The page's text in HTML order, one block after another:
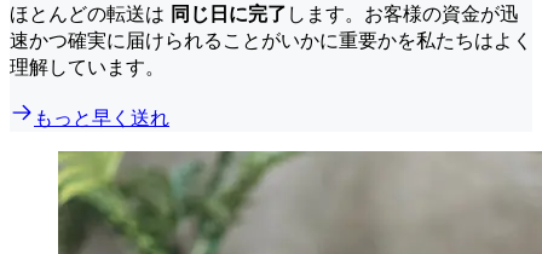
ほとんどの転送は 同じ日に完了 します。お客様の資金が迅
速かつ確実に届けられることがいかに重要かを私たちはよく
理解しています。
もっと早く送れ